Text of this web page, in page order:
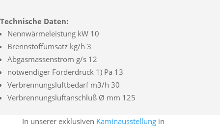
Technische Daten:
Nennwärmeleistung kW 10
Brennstoffumsatz kg/h 3
Abgasmassenstrom g/s 12
notwendiger Förderdruck 1) Pa 13
Verbrennungsluftbedarf m3/h 30
Verbrennungsluftanschluß Ø mm 125
In unserer exklusiven Kaminausstellungin